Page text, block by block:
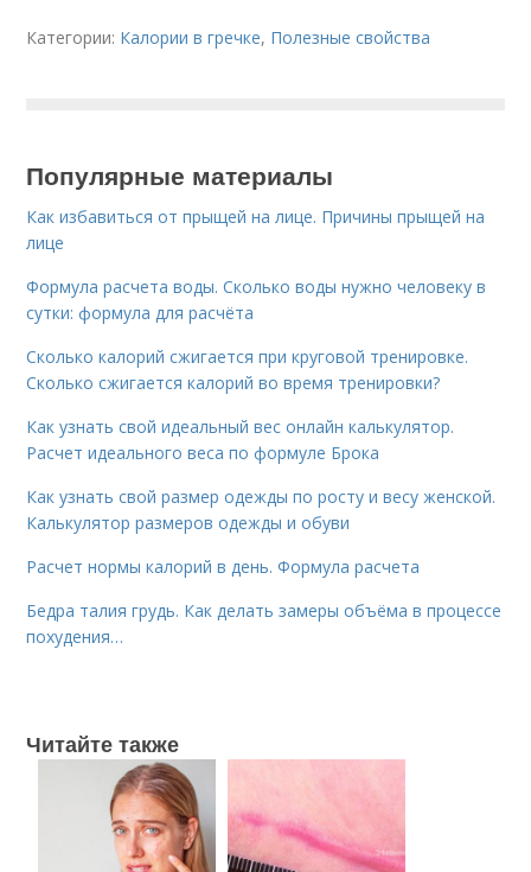
Категории: Калории в гречке, Полезные свойства
Популярные материалы
Как избавиться от прыщей на лице. Причины прыщей на
лице
Формула расчета воды. Сколько воды нужно человеку в
сутки: формула для расчёта
Сколько калорий сжигается при круговой тренировке.
Сколько сжигается калорий во время тренировки?
Как узнать свой идеальный вес онлайн калькулятор.
Расчет идеального веса по формуле Брока
Как узнать свой размер одежды по росту и весу женской.
Калькулятор размеров одежды и обуви
Расчет нормы калорий в день. Формула расчета
Бедра талия грудь. Как делать замеры объёма в процессе
похудения…
Читайте также